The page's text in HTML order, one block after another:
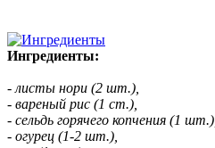
Ингредиенты:
- листы нори (2 шт.),
- вареный рис (1 ст.),
- сельдь горячего копчения (1 шт.),
- огурец (1-2 шт.),